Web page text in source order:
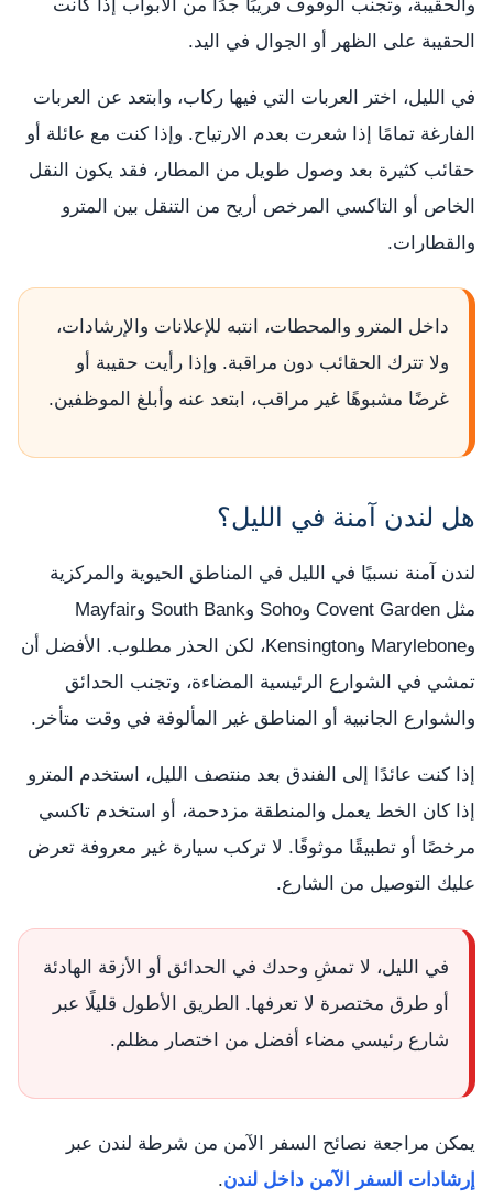
والحقيبة، وتجنب الوقوف قريبًا جدًا من الأبواب إذا كانت
الحقيبة على الظهر أو الجوال في اليد.
في الليل، اختر العربات التي فيها ركاب، وابتعد عن العربات
الفارغة تمامًا إذا شعرت بعدم الارتياح. وإذا كنت مع عائلة أو
حقائب كثيرة بعد وصول طويل من المطار، فقد يكون النقل
الخاص أو التاكسي المرخص أريح من التنقل بين المترو
والقطارات.
داخل المترو والمحطات، انتبه للإعلانات والإرشادات،
ولا تترك الحقائب دون مراقبة. وإذا رأيت حقيبة أو
غرضًا مشبوهًا غير مراقب، ابتعد عنه وأبلغ الموظفين.
هل لندن آمنة في الليل؟
لندن آمنة نسبيًا في الليل في المناطق الحيوية والمركزية
مثل Covent Garden وSoho وSouth Bank وMayfair
وMarylebone وKensington، لكن الحذر مطلوب. الأفضل أن
تمشي في الشوارع الرئيسية المضاءة، وتجنب الحدائق
والشوارع الجانبية أو المناطق غير المألوفة في وقت متأخر.
إذا كنت عائدًا إلى الفندق بعد منتصف الليل، استخدم المترو
إذا كان الخط يعمل والمنطقة مزدحمة، أو استخدم تاكسي
مرخصًا أو تطبيقًا موثوقًا. لا تركب سيارة غير معروفة تعرض
عليك التوصيل من الشارع.
في الليل، لا تمشِ وحدك في الحدائق أو الأزقة الهادئة
أو طرق مختصرة لا تعرفها. الطريق الأطول قليلًا عبر
شارع رئيسي مضاء أفضل من اختصار مظلم.
يمكن مراجعة نصائح السفر الآمن من شرطة لندن عبر
إرشادات السفر الآمن داخل لندن.